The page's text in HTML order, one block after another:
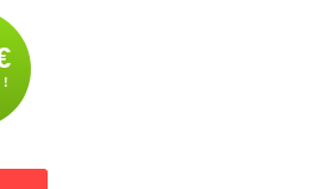
!